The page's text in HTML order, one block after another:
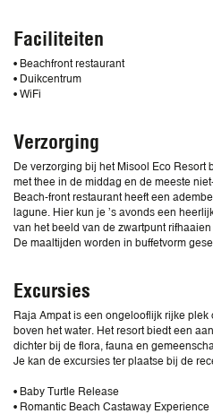
Faciliteiten
• Beachfront restaurant
• Duikcentrum
• WiFi
Verzorging
De verzorging bij het Misool Eco Resort
met thee in de middag en de meeste
Beach-front restaurant heeft een
lagune. Hier kun je ’s avonds een
van het beeld van de zwartpunt
De maaltijden worden in buffetvorm
Excursies
Raja Ampat is een ongelooflijk rijke
boven het water. Het resort biedt een
dichter bij de flora, fauna en
Je kan de excursies ter plaatse bij de
• Baby Turtle Release
• Romantic Beach Castaway Experience